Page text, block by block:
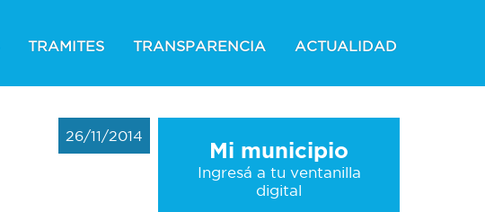
TRAMITES TRANSPARENCIA ACTUALIDAD
26/11/2014
Mi municipio
Ingresá a tu ventanilla
digital